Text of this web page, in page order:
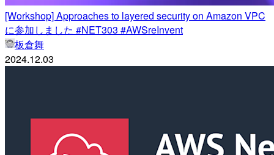
[Workshop] Approaches to layered security on Amazon VPC
に参加しました #NET303 #AWSreInvent
板倉舞
2024.12.03